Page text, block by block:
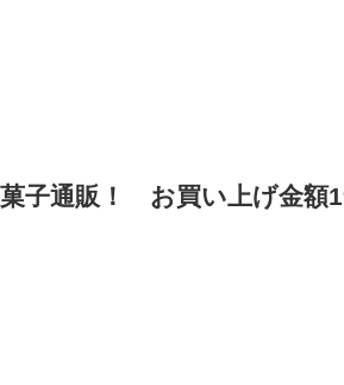
子通販！ お買い上げ金額